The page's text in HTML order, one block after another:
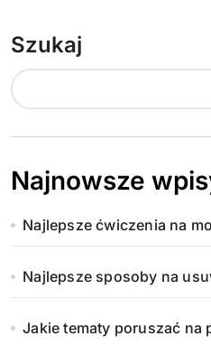
Szukaj
Najnowsze
Najlepsze ćwiczenia na
Najlepsze sposoby na
Jakie tematy poruszać na